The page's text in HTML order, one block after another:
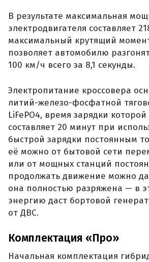
В результате максимальная
электродвигателя составляет
максимальный крутящий
позволяет автомобилю
100 км/ч всего за 8,1 секунды.
Электропитание кроссовера
литий-железо-фосфатной
LiFePO4, время зарядки
составляет 20 минут при
быстрой зарядки постоянным
её можно от бытовой сети
или от мощных станций
продолжать движение можно
она полностью разряжена — в
энергию даст бортовой
от ДВС.
Комплектация «Про»
Начальная комплектация